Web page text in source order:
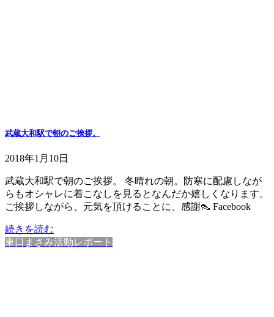
武蔵大和駅で朝のご挨拶。
2018年1月10日
武蔵大和駅で朝のご挨拶。 冬晴れの朝。防寒に配慮しなが
らもオシャレに着こなしを見るとなんだか嬉しくなります。
ご挨拶しながら、元気を頂けることに、感謝👠 Facebook
続きを読む
東口まさみ活動レポート